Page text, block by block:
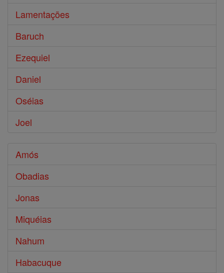
Lamentações
Baruch
Ezequiel
Daniel
Oséias
Joel
Amós
Obadias
Jonas
Miquéias
Nahum
Habacuque